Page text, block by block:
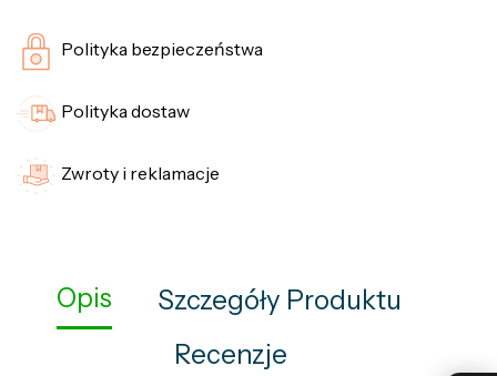
Polityka bezpieczeństwa
Polityka dostaw
Zwroty i reklamacje
Opis
Szczegóły Produktu
Recenzje